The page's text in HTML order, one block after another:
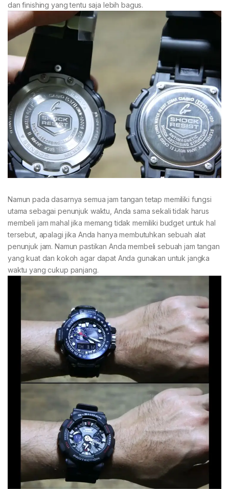
dan finishing yang tentu saja lebih bagus.
Namun pada dasarnya semua jam tangan tetap memiliki fungsi
utama sebagai penunjuk waktu, Anda sama sekali tidak harus
membeli jam mahal jika memang tidak memiliki budget untuk hal
tersebut, apalagi jika Anda hanya membutuhkan sebuah alat
penunjuk jam. Namun pastikan Anda membeli sebuah jam tangan
yang kuat dan kokoh agar dapat Anda gunakan untuk jangka
waktu yang cukup panjang.